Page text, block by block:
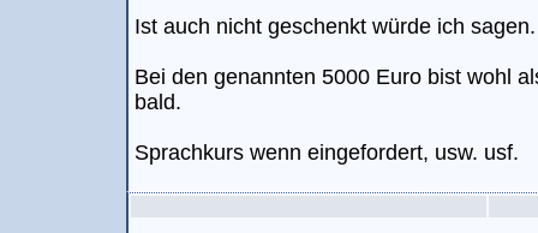
Ist auch nicht geschenkt würde ich sagen.
Bei den genannten 5000 Euro bist wohl
bald.
Sprachkurs wenn eingefordert, usw. usf.